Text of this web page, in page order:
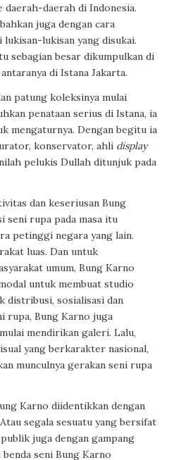
daerah-daerah di Indonesia.
juga dengan cara
lukisan-lukisan yang disukai.
sebagian besar dikumpulkan di
di Istana Jakarta.
patung koleksinya mulai
penataan serius di Istana, ia
mengaturnya. Dengan begitu ia
konservator, ahli display
pelukis Dullah ditunjuk pada
dan keseriusan Bung
seni rupa pada masa itu
petinggi negara yang lain.
luas. Dan untuk
umum, Bung Karno
untuk membuat studio
distribusi, sosialisasi dan
rupa, Bung Karno juga
mendirikan galeri. Lalu,
yang berkarakter nasional,
munculnya gerakan seni rupa
Karno diidentikkan dengan
segala sesuatu yang bersifat
juga dengan gampang
seni Bung Karno